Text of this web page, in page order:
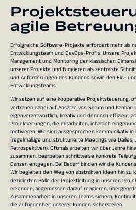
agile
Erfolgreiche Software-Projekte erfordert mehr als
Entwicklungsteam und DevOps-Profis. Unsere
Management und Monitoring der klassischen
unserer Projekte und fungieren als zentralste
und Anforderungen des Kundens sowie den Ein-
Entwicklungsteams.
Wir setzen auf eine kooperative Projektsteuerung,
vertrauen dabei auf Ansätze von Scrum und
eigenverantwortlich, kreativ und dennoch effizient
Projektleitungen, die mitarbeiten, inhaltlich
motivieren. Wir sind ausgesprochen kommunikativ
(regelmäßige und strukturierte Meetings wie Dailies,
Retrospektiven). Oftmals arbeiten wir über Jahre
zusammen, bearbeiten schrittweise konkrete
Ganzen entgegen. Bei Bedarf binden wir die
Wir begleiten den Weg von abstrakten Ideen hin zu
dezidierten Rolle der Projektleitung in unseren
erkennen, angemessen darauf reagieren,
Zusammenarbeit in unseren Teams sichern,
die Zufriedenheit unserer Kunden sicherstellen.